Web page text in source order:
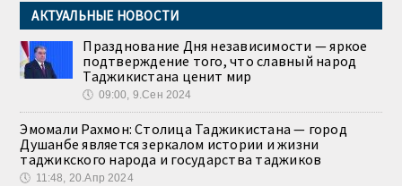
АКТУАЛЬНЫЕ НОВОСТИ
Празднование Дня независимости — яркое
подтверждение того, что славный народ
Таджикистана ценит мир
🕔 09:00, 9.Сен 2024
Эмомали Рахмон: Столица Таджикистана — город
Душанбе является зеркалом истории и жизни
таджикского народа и государства таджиков
🕔 11:48, 20.Апр 2024